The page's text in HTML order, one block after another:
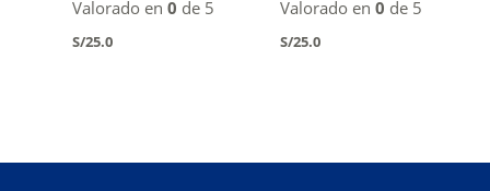
Valorado en0 de 5
S/25.0
Valorado en 0 de 5
S/25.0